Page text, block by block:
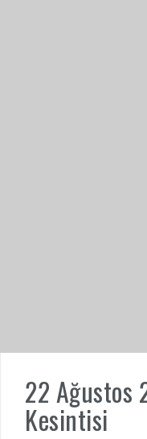
22 Ağustos
Kesintisi